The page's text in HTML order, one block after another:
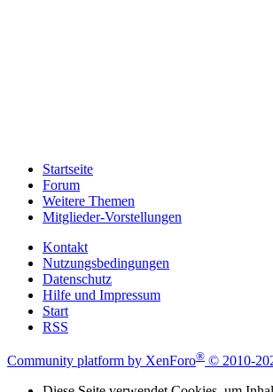
Startseite
Forum
Weitere Themen
Mitglieder-Vorstellungen
Kontakt
Nutzungsbedingungen
Datenschutz
Hilfe und Impressum
Start
RSS
Community platform by XenForo® © 2010-